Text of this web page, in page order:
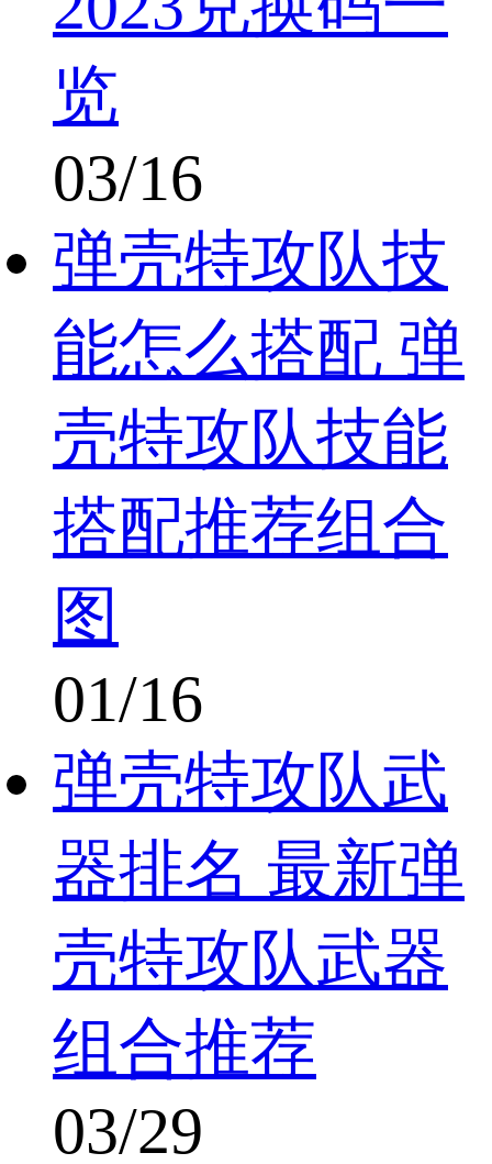
览
03/16
弹壳特攻队技
能怎么搭配 弹
壳特攻队技能
搭配推荐组合
图
01/16
弹壳特攻队武
器排名 最新弹
壳特攻队武器
组合推荐
03/29